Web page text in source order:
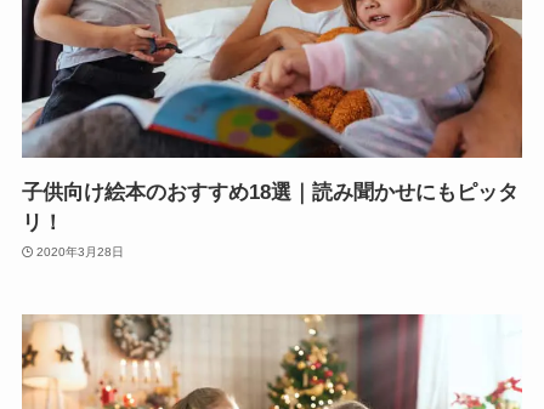
子供向け絵本のおすすめ18選｜読み聞かせにもピッタ
リ！
2020年3月28日